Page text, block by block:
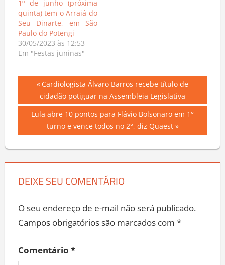
1º de junho (próxima
quinta) tem o Arraiá do
Seu Dinarte, em São
Paulo do Potengi
30/05/2023 às 12:53
Em "Festas juninas"
Navegação
de
Post
Previous
Post:
Cardiologista Álvaro Barros recebe título de
cidadão potiguar na Assembleia Legislativa
Next
Lula abre 10 pontos para Flávio Bolsonaro em 1°
turno e vence todos no 2°, diz Quaest
DEIXE SEU COMENTÁRIO
O seu endereço de e-mail não será publicado.
Campos obrigatórios são marcados com *
Comentário *